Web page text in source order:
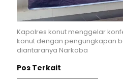
Kapolres konut menggelar
konut dengan pengungkapan
diantaranya Narkoba
Pos Terkait